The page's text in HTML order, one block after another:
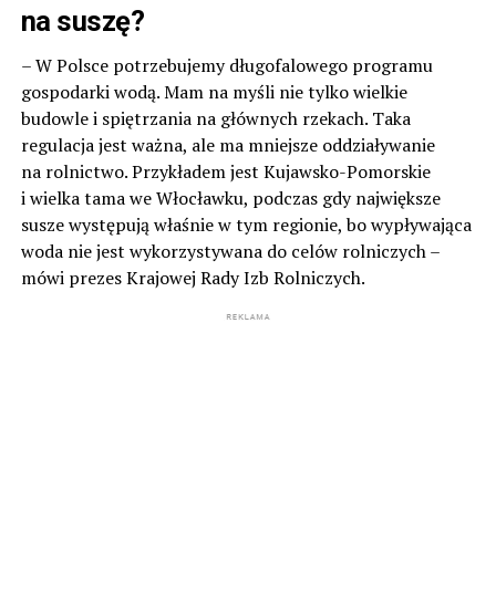
na suszę?
– W Polsce potrzebujemy długofalowego programu
gospodarki wodą. Mam na myśli nie tylko wielkie
budowle i spiętrzania na głównych rzekach. Taka
regulacja jest ważna, ale ma mniejsze oddziaływanie
na rolnictwo. Przykładem jest Kujawsko-Pomorskie
i wielka tama we Włocławku, podczas gdy największe
susze występują właśnie w tym regionie, bo wypływająca
woda nie jest wykorzystywana do celów rolniczych –
mówi prezes Krajowej Rady Izb Rolniczych.